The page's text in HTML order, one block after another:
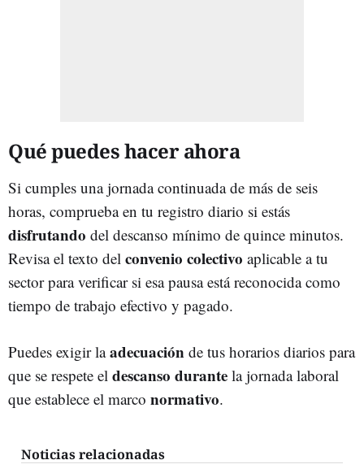
Qué puedes hacer ahora
Si cumples una jornada continuada de más de seis
horas, comprueba en tu registro diario si estás
disfrutando del descanso mínimo de quince minutos.
Revisa el texto del convenio colectivo aplicable a tu
sector para verificar si esa pausa está reconocida como
tiempo de trabajo efectivo y pagado.
Puedes exigir laadecuación de tus horarios diarios para
que se respete el descanso durante la jornada laboral
que establece el marco normativo.
Noticias relacionadas